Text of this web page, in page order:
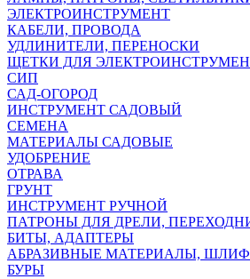
ЭЛЕКТРОИНСТРУМЕНТ
КАБЕЛИ, ПРОВОДА
УДЛИНИТЕЛИ, ПЕРЕНОСКИ
ЩЕТКИ ДЛЯ
СИП
САД-ОГОРОД
ИНСТРУМЕНТ САДОВЫЙ
СЕМЕНА
МАТЕРИАЛЫ САДОВЫЕ
УДОБРЕНИЕ
ОТРАВА
ГРУНТ
ИНСТРУМЕНТ РУЧНОЙ
ПАТРОНЫ ДЛЯ ДРЕЛИ,
БИТЫ, АДАПТЕРЫ
АБРАЗИВНЫЕ МАТЕРИАЛЫ,
БУРЫ